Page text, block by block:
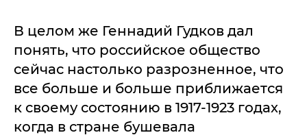
В целом же Геннадий Гудков дал
понять, что российское общество
сейчас настолько разрозненное, что
все больше и больше приближается
к своему состоянию в 1917-1923 годах,
когда в стране бушевала